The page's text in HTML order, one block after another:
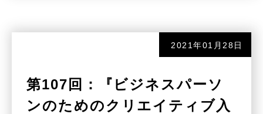
2021年01月28日
第107回：『ビジネスパーソ
ンのためのクリエイティブ入